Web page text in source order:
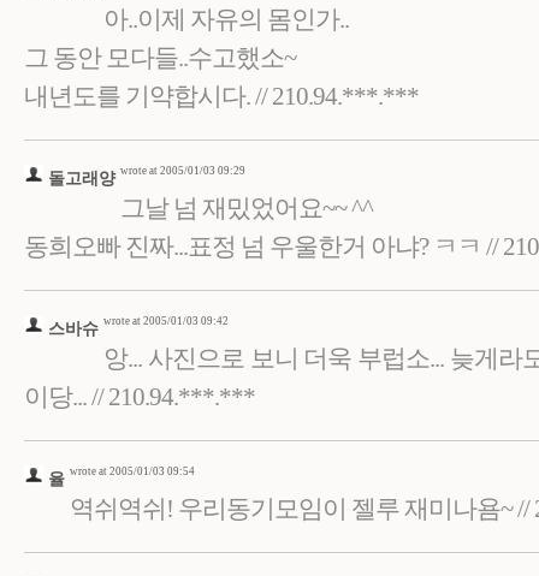
아..이제 자유의 몸인가..
그 동안 모다들..수고했소~
내년도를 기약합시다. // 210.94.***.***
돌고래양 wrote at 2005/01/03 09:29
그날 넘 재밌었어요~~ ^^
동희오빠 진짜...표정 넘 우울한거 아냐? ㅋㅋ //
스바슈 wrote at 2005/01/03 09:42
앙... 사진으로 보니 더욱 부럽소... 늦게라
이당... // 210.94.***.***
율 wrote at 2005/01/03 09:54
역쉬역쉬! 우리동기모임이 젤루 재미나욤~